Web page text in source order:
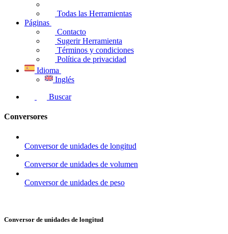
Todas las Herramientas
Páginas
Contacto
Sugerir Herramienta
Términos y condiciones
Política de privacidad
Idioma
Inglés
Buscar
Conversores
Conversor de unidades de longitud
Conversor de unidades de volumen
Conversor de unidades de peso
Conversor de unidades de longitud